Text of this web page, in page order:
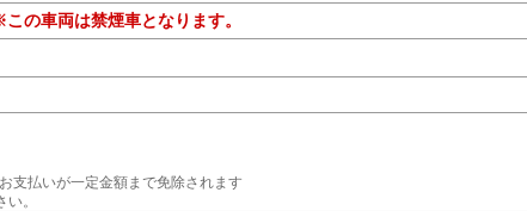
の車両は禁煙車となります。
支払いが一定金額まで免除されます
い。